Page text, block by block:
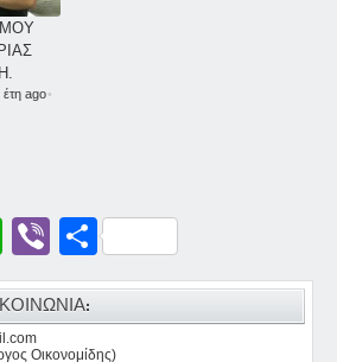
έτη ago•
WhatsAppViber Μοιραστείτε
Οικονομίδης)